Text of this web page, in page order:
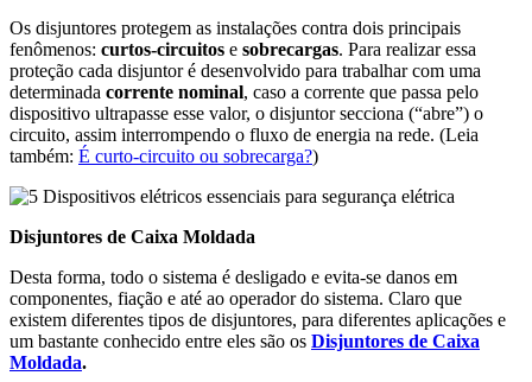
Os disjuntores protegem as instalações contra dois principais
fenômenos: curtos-circuitos e sobrecargas. Para realizar essa
proteção cada disjuntor é desenvolvido para trabalhar com uma
determinada corrente nominal, caso a corrente que passa pelo
dispositivo ultrapasse esse valor, o disjuntor secciona (“abre”) o
circuito, assim interrompendo o fluxo de energia na rede. (Leia
também: É curto-circuito ou sobrecarga?)
Disjuntores de Caixa Moldada
Desta forma, todo o sistema é desligado e evita-se danos em
componentes, fiação e até ao operador do sistema. Claro que
existem diferentes tipos de disjuntores, para diferentes aplicações e
um bastante conhecido entre eles são os Disjuntores de Caixa
Moldada.